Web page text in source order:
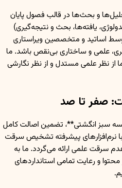
و بحث‌ها در قالب فصول پایان
یافته‌ها، بحث و نتیجه‌گیری)
اساتید و متخصصین ویراستاری
علمی و ساختاری بی‌نقص باشد. ما
از نظر علمی مستدل و از نظر نگارشی
صفر تا صد
سبز انگشتی**، تضمین اصالت کامل
نرم‌افزارهای پیشرفته تشخیص سرقت
سرقت علمی ارائه می‌گردد. ما به
و رعایت تمامی استانداردهای